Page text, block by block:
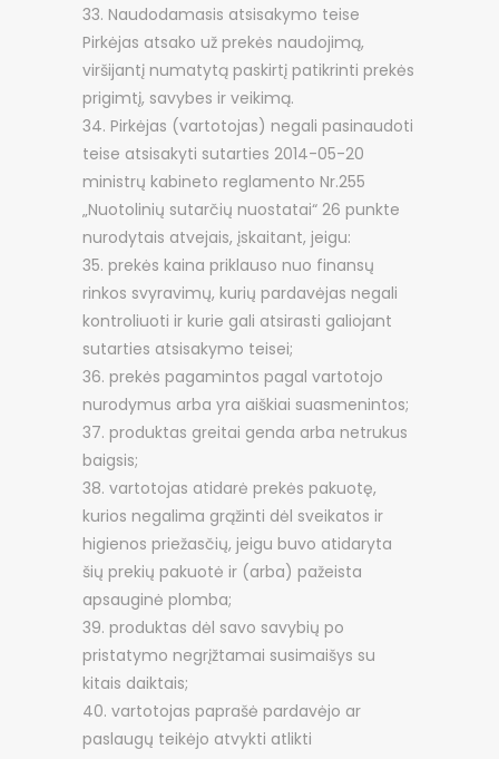
Naudodamasis atsisakymo teise
Pirkėjas atsako už prekės naudojimą,
viršijantį numatytą paskirtį patikrinti prekės
prigimtį, savybes ir veikimą.
Pirkėjas (vartotojas) negali pasinaudoti
teise atsisakyti sutarties 2014-05-20
ministrų kabineto reglamento Nr.255
„Nuotolinių sutarčių nuostatai“ 26 punkte
nurodytais atvejais, įskaitant, jeigu:
prekės kaina priklauso nuo finansų
rinkos svyravimų, kurių pardavėjas negali
kontroliuoti ir kurie gali atsirasti galiojant
sutarties atsisakymo teisei;
prekės pagamintos pagal vartotojo
nurodymus arba yra aiškiai suasmenintos;
produktas greitai genda arba netrukus
baigsis;
vartotojas atidarė prekės pakuotę,
kurios negalima grąžinti dėl sveikatos ir
higienos priežasčių, jeigu buvo atidaryta
šių prekių pakuotė ir (arba) pažeista
apsauginė plomba;
produktas dėl savo savybių po
pristatymo negrįžtamai susimaišys su
kitais daiktais;
vartotojas paprašė pardavėjo ar
paslaugų teikėjo atvykti atlikti